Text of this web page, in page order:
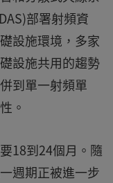
部署射頻資
設施環境，多家
設施共用的趨勢
到單一射頻單
。
18到24個月。隨
週期正被進一步